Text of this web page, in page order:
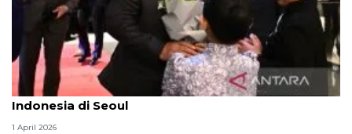
Presiden Prabowo disambut hangat anak-anak
Indonesia di Seoul
1 April 2026